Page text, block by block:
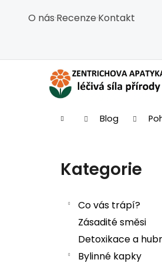
O nás·Recenze·Kontakt
Domů Blog
Přeskočit kategorie
Kategorie
Co vás trápí?
Zásadité směsi
Detoxikace a
Bylinné kapky
Košík